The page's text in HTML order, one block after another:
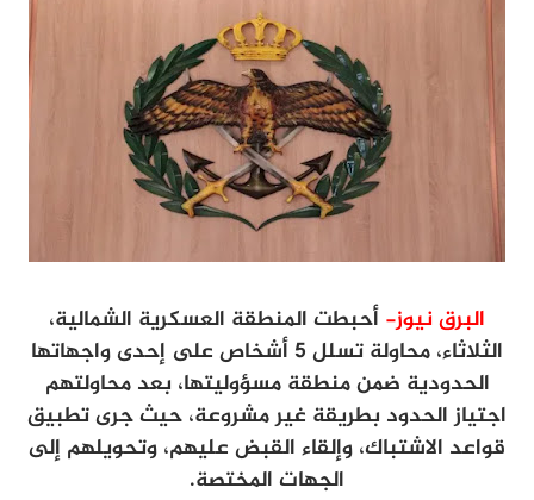
البرق نيوز- أحبطت المنطقة العسكرية الشمالية،
الثلاثاء، محاولة تسلل 5 أشخاص على إحدى واجهاتها
الحدودية ضمن منطقة مسؤوليتها، بعد محاولتهم
اجتياز الحدود بطريقة غير مشروعة، حيث جرى تطبيق
قواعد الاشتباك، وإلقاء القبض عليهم، وتحويلهم إلى
الجهات المختصة.